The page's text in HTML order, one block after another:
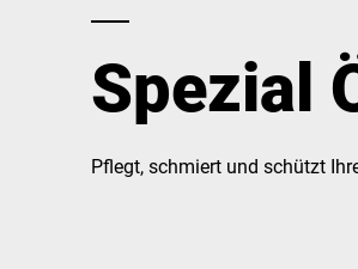
Amerika
Asien
Spezial
Pflegt, schmiert und schützt